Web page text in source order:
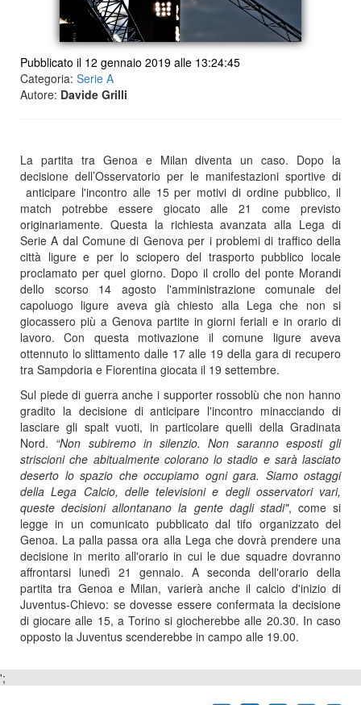
Pubblicato il 12 gennaio 2019 alle 13:24:45
Categoria: Serie A
Autore: Davide Grilli
La partita tra Genoa e Milan diventa un caso. Dopo la
decisione dell’Osservatorio per le manifestazioni sportive di
anticipare l'incontro alle 15 per motivi di ordine pubblico, il
match potrebbe essere giocato alle 21 come previsto
originariamente. Questa la richiesta avanzata alla Lega di
Serie A dal Comune di Genova per i problemi di traffico della
città ligure e per lo sciopero del trasporto pubblico locale
proclamato per quel giorno. Dopo il crollo del ponte Morandi
dello scorso 14 agosto l'amministrazione comunale del
capoluogo ligure aveva già chiesto alla Lega che non si
giocassero più a Genova partite in giorni feriali e in orario di
lavoro. Con questa motivazione il comune ligure aveva
ottennuto lo slittamento dalle 17 alle 19 della gara di recupero
tra Sampdoria e Fiorentina giocata il 19 settembre.
Sul piede di guerra anche i supporter rossoblù che non hanno
gradito la decisione di anticipare l'incontro minacciando di
lasciare gli spalt vuoti, in particolare quelli della Gradinata
Nord. “Non subiremo in silenzio. Non saranno esposti gli
striscioni che abitualmente colorano lo stadio e sarà lasciato
deserto lo spazio che occupiamo ogni gara. Siamo ostaggi
della Lega Calcio, delle televisioni e degli osservatori vari,
queste decisioni allontanano la gente dagli stadi", come si
legge in un comunicato pubblicato dal tifo organizzato del
Genoa. La palla passa ora alla Lega che dovrà prendere una
decisione in merito all'orario in cui le due squadre dovranno
affrontarsi lunedì 21 gennaio. A seconda dell'orario della
partita tra Genoa e Milan, varierà anche il calcio d'inizio di
Juventus-Chievo: se dovesse essere confermata la decisione
di giocare alle 15, a Torino si giocherebbe alle 20.30. In caso
opposto la Juventus scenderebbe in campo alle 19.00.
';